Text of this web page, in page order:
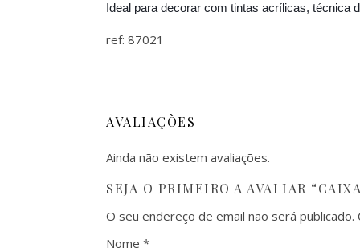
Ideal para decorar com tintas acrílicas, técnica
ref: 87021
AVALIAÇÕES
Ainda não existem avaliações.
SEJA O PRIMEIRO A AVALIAR
O seu endereço de email não será publicado.
Nome *